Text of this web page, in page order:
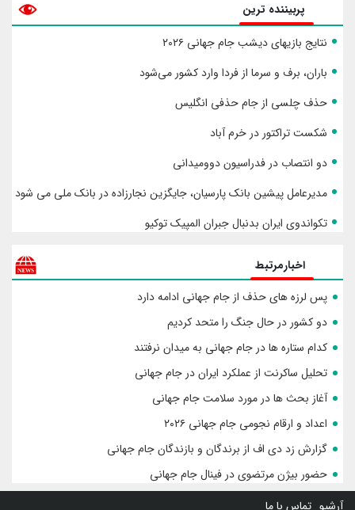
پربیننده ترین
نتایج بازیهای دیشب جام جهانی ۲۰۲۶
باران، برف و سرما از فردا وارد کشور می‌شود
حذف چلسی از جام حذفی انگلیس
شکست تراکتور در خرم آباد
دو انتصاب در فدراسیون دوومیدانی
مدیرعامل پیشین بانک پارسیان، جایگزین نجارزاده در بانک ملی می شود
تکواندوی ایران بدنبال جبران المپیک توکیو
اخبارمرتبط
پس لرزه های حذف از جام جهانی ادامه دارد
دو کشور در حال جنگ را متحد کردیم
کدام ستاره ها در جام جهانی به میدان نرفتند
تحلیل ساکرنت از عملکرد ایران در جام جهانی
آغاز بحث ها در مورد سلامت جام جهانی
اعداد و ارقام نجومی جام جهانی ۲۰۲۶
گزارش زد دی اف از برندگان و بازندگان جام جهانی
حضور بیژن مرتضوی در فینال جام جهانی
آرشیو تماس با ما